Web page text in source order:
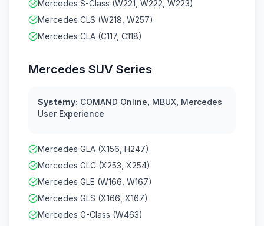
Mercedes S-Class (W221, W222, W223)
Mercedes CLS (W218, W257)
Mercedes CLA (C117, C118)
Mercedes SUV Series
Systémy: COMAND Online, MBUX, Mercedes
User Experience
Mercedes GLA (X156, H247)
Mercedes GLC (X253, X254)
Mercedes GLE (W166, W167)
Mercedes GLS (X166, X167)
Mercedes G-Class (W463)